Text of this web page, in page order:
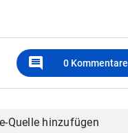
comment 0 Kommentare
Quelle hinzufügen